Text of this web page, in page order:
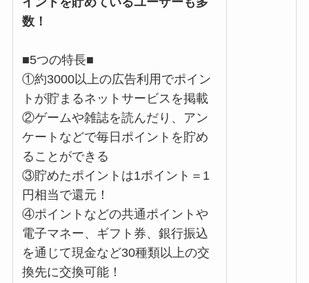
数！
■5つの特長■
①約3000以上の広告利用でポイン
トが貯まるネットサービスを掲載
②ゲームや雑誌を読んだり、アン
ケートなどで毎日ポイントを貯め
ることができる
③貯めたポイントは1ポイント＝1
円相当で還元！
④ポイントなどの共通ポイントや
電子マネー、ギフト券、銀行振込
を通じて現金など30種類以上の交
換先に交換可能！